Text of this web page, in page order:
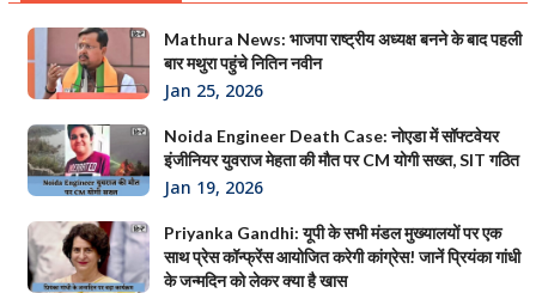
Mathura News: भाजपा राष्ट्रीय अध्यक्ष बनने के बाद पहली
बार मथुरा पहुंचे नितिन नवीन
Jan 25, 2026
Noida Engineer Death Case: नोएडा में सॉफ्टवेयर
इंजीनियर युवराज मेहता की मौत पर CM योगी सख्त, SIT गठित
Jan 19, 2026
Priyanka Gandhi: यूपी के सभी मंडल मुख्यालयों पर एक
साथ प्रेस कॉन्फ्रेंस आयोजित करेगी कांग्रेस! जानें प्रियंका गांधी
के जन्मदिन को लेकर क्या है खास